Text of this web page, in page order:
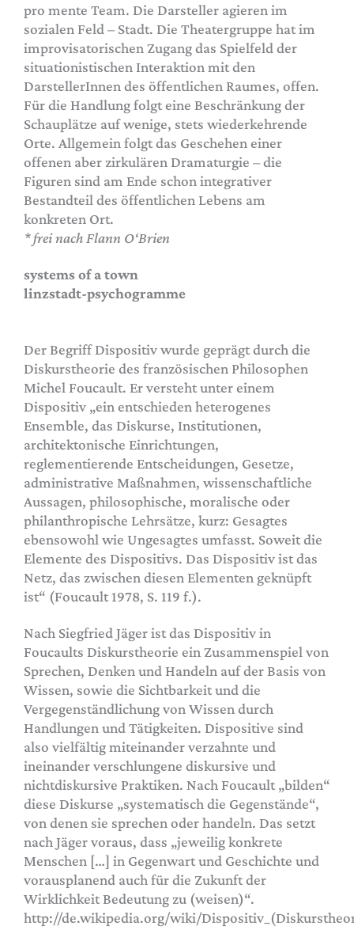
pro mente Team. Die Darsteller agieren im
sozialen Feld – Stadt. Die Theatergruppe hat im
improvisatorischen Zugang das Spielfeld der
situationistischen Interaktion mit den
DarstellerInnen des öffentlichen Raumes, offen.
Für die Handlung folgt eine Beschränkung der
Schauplätze auf wenige, stets wiederkehrende
Orte. Allgemein folgt das Geschehen einer
offenen aber zirkulären Dramaturgie – die
Figuren sind am Ende schon integrativer
Bestandteil des öffentlichen Lebens am
konkreten Ort.
* frei nach Flann O‘Brien
systems of a town
linzstadt-psychogramme
Der Begriff Dispositiv wurde geprägt durch die
Diskurstheorie des französischen Philosophen
Michel Foucault. Er versteht unter einem
Dispositiv „ein entschieden heterogenes
Ensemble, das Diskurse, Institutionen,
architektonische Einrichtungen,
reglementierende Entscheidungen, Gesetze,
administrative Maßnahmen, wissenschaftliche
Aussagen, philosophische, moralische oder
philanthropische Lehrsätze, kurz: Gesagtes
ebensowohl wie Ungesagtes umfasst. Soweit die
Elemente des Dispositivs. Das Dispositiv ist das
Netz, das zwischen diesen Elementen geknüpft
ist“ (Foucault 1978, S. 119 f.).
Nach Siegfried Jäger ist das Dispositiv in
Foucaults Diskurstheorie ein Zusammenspiel von
Sprechen, Denken und Handeln auf der Basis von
Wissen, sowie die Sichtbarkeit und die
Vergegenständlichung von Wissen durch
Handlungen und Tätigkeiten. Dispositive sind
also vielfältig miteinander verzahnte und
ineinander verschlungene diskursive und
nichtdiskursive Praktiken. Nach Foucault „bilden“
diese Diskurse „systematisch die Gegenstände“,
von denen sie sprechen oder handeln. Das setzt
nach Jäger voraus, dass „jeweilig konkrete
Menschen […] in Gegenwart und Geschichte und
vorausplanend auch für die Zukunft der
Wirklichkeit Bedeutung zu (weisen)“.
http://de.wikipedia.org/wiki/